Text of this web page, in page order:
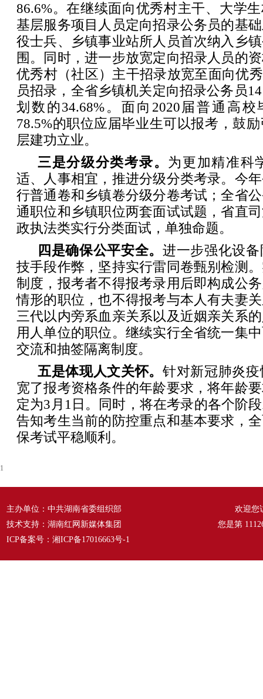
86.6%。在继续面向优秀村主干、大学
基层服务项目人员定向招录公务员的基
役士兵、乡镇事业站所人员首次纳入乡
围。同时，进一步放宽定向招录人员的
优秀村（社区）主干招录放宽至面向优
员招录，全省乡镇机关定向招录公务员
划数的34.68%。面向2020届普通高
78.5%的职位应届毕业生可以报考，鼓
层建功立业。
三是分级分类考录。 为更加精准科
适、人事相宜，推进分级分类考录。今
行普通卷和乡镇卷分级分卷考试；全省
通职位和乡镇职位两套面试试题，省直
政执法类实行分类面试，单独命题。
四是确保公平安全。 进一步强化设
技手段作弊，坚持实行雷同卷甄别检测
制度，报考者不得报考录用后即构成公
情形的职位，也不得报考与本人有夫妻
三代以内旁系血亲关系以及近姻亲关系
用人单位的职位。继续实行全省统一集
交流和抽签隔离制度。
五是体现人文关怀。 针对新冠肺炎
宽了报考资格条件的年龄要求，将年龄
定为3月1日。同时，将在考录的各个阶
告知考生当前的防控重点和基本要求，
保考试平稳顺利。
1
主办单位：中共湖南省委组织部
技术支持：湖南红网新媒体集团
ICP备案号： 湘ICP备17016663号-1
欢迎您
您是第